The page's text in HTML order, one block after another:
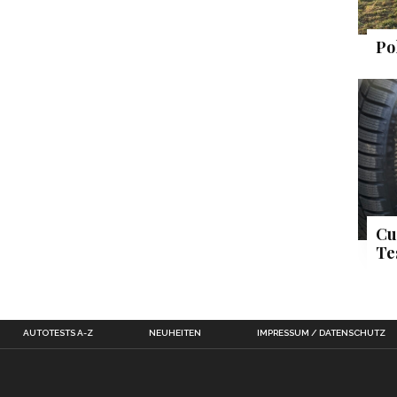
AUTOTESTS A-Z NEUHEITEN IMPRESSUM / DATENSCHUTZ